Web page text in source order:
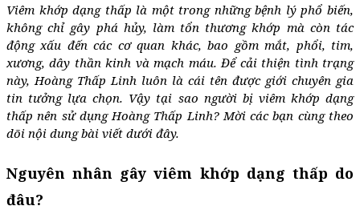
Viêm khớp dạng thấp là một trong những bệnh lý phổ biến,
không chỉ gây phá hủy, làm tổn thương khớp mà còn tác
động xấu đến các cơ quan khác, bao gồm mắt, phổi, tim,
xương, dây thần kinh và mạch máu. Để cải thiện tình trạng
này, Hoàng Thấp Linh luôn là cái tên được giới chuyên gia
tin tưởng lựa chọn. Vậy tại sao người bị viêm khớp dạng
thấp nên sử dụng Hoàng Thấp Linh? Mời các bạn cùng theo
dõi nội dung bài viết dưới đây.
Nguyên nhân gây viêm khớp dạng thấp do
đâu?